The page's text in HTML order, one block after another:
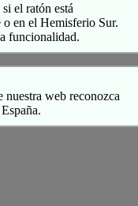
el ratón está
en el Hemisferio Sur.
funcionalidad.
web reconozca